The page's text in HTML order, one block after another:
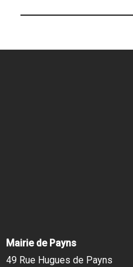
Mairie de Payns
49 Rue Hugues de Payns